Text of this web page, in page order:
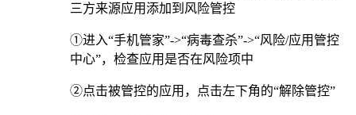
三方来源应用添加到风险管控
①进入“手机管家”->“病毒查杀”->“风险/应用管控
中心”，检查应用是否在风险项中
②点击被管控的应用，点击左下角的“解除管控”